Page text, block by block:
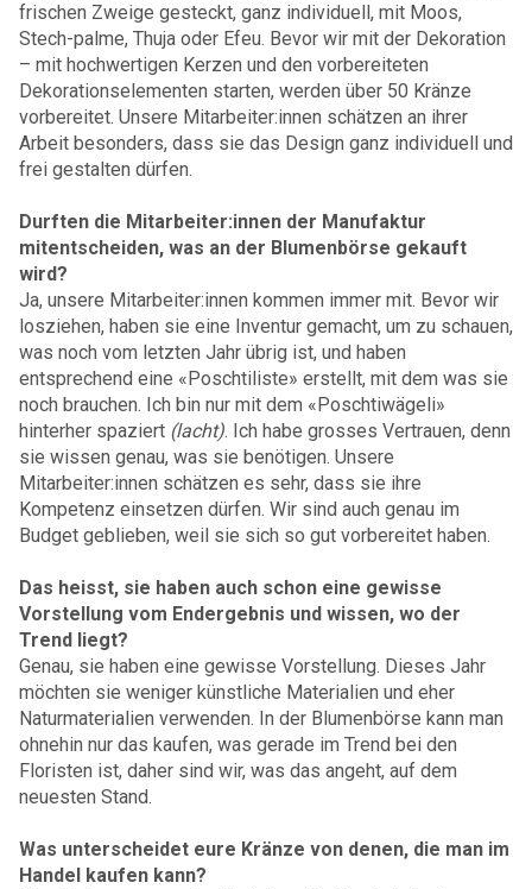
frischen Zweige gesteckt, ganz individuell, mit Moos,
Stech-palme, Thuja oder Efeu. Bevor wir mit der Dekoration
– mit hochwertigen Kerzen und den vorbereiteten
Dekorationselementen starten, werden über 50 Kränze
vorbereitet. Unsere Mitarbeiter:innen schätzen an ihrer
Arbeit besonders, dass sie das Design ganz individuell und
frei gestalten dürfen.
Durften die Mitarbeiter:innen der Manufaktur
mitentscheiden, was an der Blumenbörse gekauft
wird?
Ja, unsere Mitarbeiter:innen kommen immer mit. Bevor wir
losziehen, haben sie eine Inventur gemacht, um zu schauen,
was noch vom letzten Jahr übrig ist, und haben
entsprechend eine «Poschtiliste» erstellt, mit dem was sie
noch brauchen. Ich bin nur mit dem «Poschtiwägeli»
hinterher spaziert (lacht). Ich habe grosses Vertrauen, denn
sie wissen genau, was sie benötigen. Unsere
Mitarbeiter:innen schätzen es sehr, dass sie ihre
Kompetenz einsetzen dürfen. Wir sind auch genau im
Budget geblieben, weil sie sich so gut vorbereitet haben.
Das heisst, sie haben auch schon eine gewisse
Vorstellung vom Endergebnis und wissen, wo der
Trend liegt?
Genau, sie haben eine gewisse Vorstellung. Dieses Jahr
möchten sie weniger künstliche Materialien und eher
Naturmaterialien verwenden. In der Blumenbörse kann man
ohnehin nur das kaufen, was gerade im Trend bei den
Floristen ist, daher sind wir, was das angeht, auf dem
neuesten Stand.
Was unterscheidet eure Kränze von denen, die man im
Handel kaufen kann?